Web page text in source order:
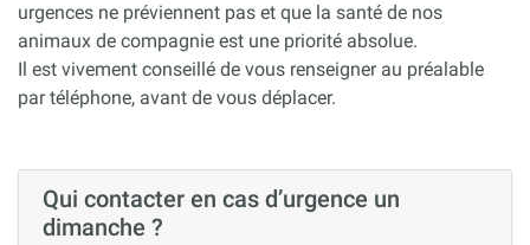
urgences ne préviennent pas et que la santé de nos
animaux de compagnie est une priorité absolue.
Il est vivement conseillé de vous renseigner au préalable
par téléphone, avant de vous déplacer.
Qui contacter en cas d’urgence un
dimanche ?